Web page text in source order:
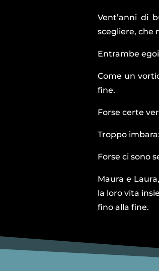
Vent’anni di
scegliere, che
Entrambe
Come un
fine.
Forse certe
Troppo
Forse ci sono
Maura e
la loro vita
fino alla fine.